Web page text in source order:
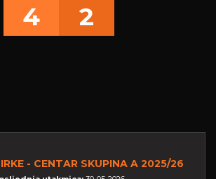
4 2
- CENTAR SKUPINA A 2025/26